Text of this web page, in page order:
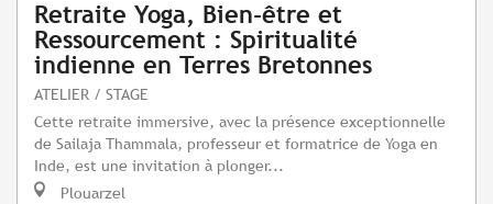
Retraite Yoga, Bien-être et
Ressourcement : Spiritualité
indienne en Terres Bretonnes
ATELIER / STAGE
Cette retraite immersive, avec la présence exceptionnelle
de Sailaja Thammala, professeur et formatrice de Yoga en
Inde, est une invitation à plonger...
Plouarzel